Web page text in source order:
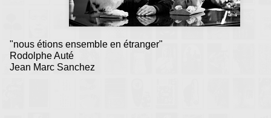
"nous étions ensemble en étranger"
Rodolphe Auté
Jean Marc Sanchez